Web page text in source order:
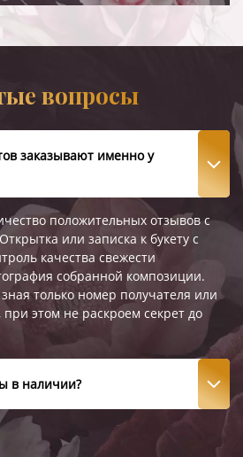
вопросы
заказывают именно у
положительных отзывов с
или записка к букету с
качества свежести
собранной композиции.
только номер получателя или
при этом не раскроем секрет до
в наличии?